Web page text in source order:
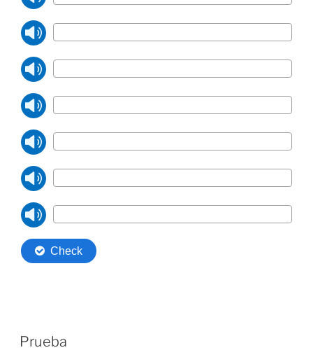
Prueba